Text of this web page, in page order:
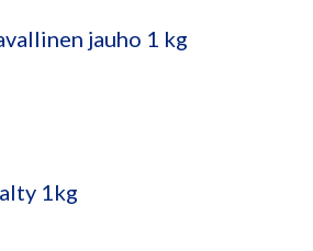
jauho 1 kg
1kg